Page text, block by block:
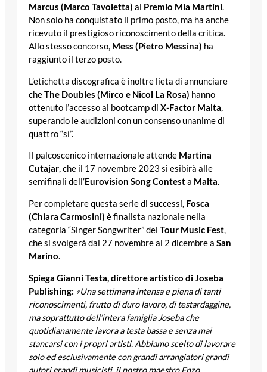
Marcus (Marco Tavoletta) al Premio Mia Martini.
Non solo ha conquistato il primo posto, ma ha anche
ricevuto il prestigioso riconoscimento della critica.
Allo stesso concorso, Mess (Pietro Messina) ha
raggiunto il terzo posto.
L’etichetta discografica è inoltre lieta di annunciare
cheThe Doubles (Mirco e Nicol La Rosa) hanno
ottenuto l’accesso ai bootcamp di X-Factor Malta,
superando le audizioni con un consenso unanime di
quattro “sì”.
Il palcoscenico internazionale attende Martina
Cutajar, che il 17 novembre 2023 si esibirà alle
semifinali dell’Eurovision Song Contesta Malta.
Per completare questa serie di successi, Fosca
(Chiara Carmosini) è finalista nazionale nella
categoria “Singer Songwriter” del Tour Music Fest,
che si svolgerà dal 27 novembre al 2 dicembre a San
Marino.
Spiega Gianni Testa, direttore artistico di Joseba
Publishing: «Una settimana intensa e piena di tanti
riconoscimenti, frutto di duro lavoro, di testardaggine,
ma soprattutto dell’intera famiglia Joseba che
quotidianamente lavora a testa bassa e senza mai
stancarsi con i propri artisti. Abbiamo scelto di lavorare
solo ed esclusivamente con grandi arrangiatori grandi
autori grandi musicisti, il nostro maestro Enzo